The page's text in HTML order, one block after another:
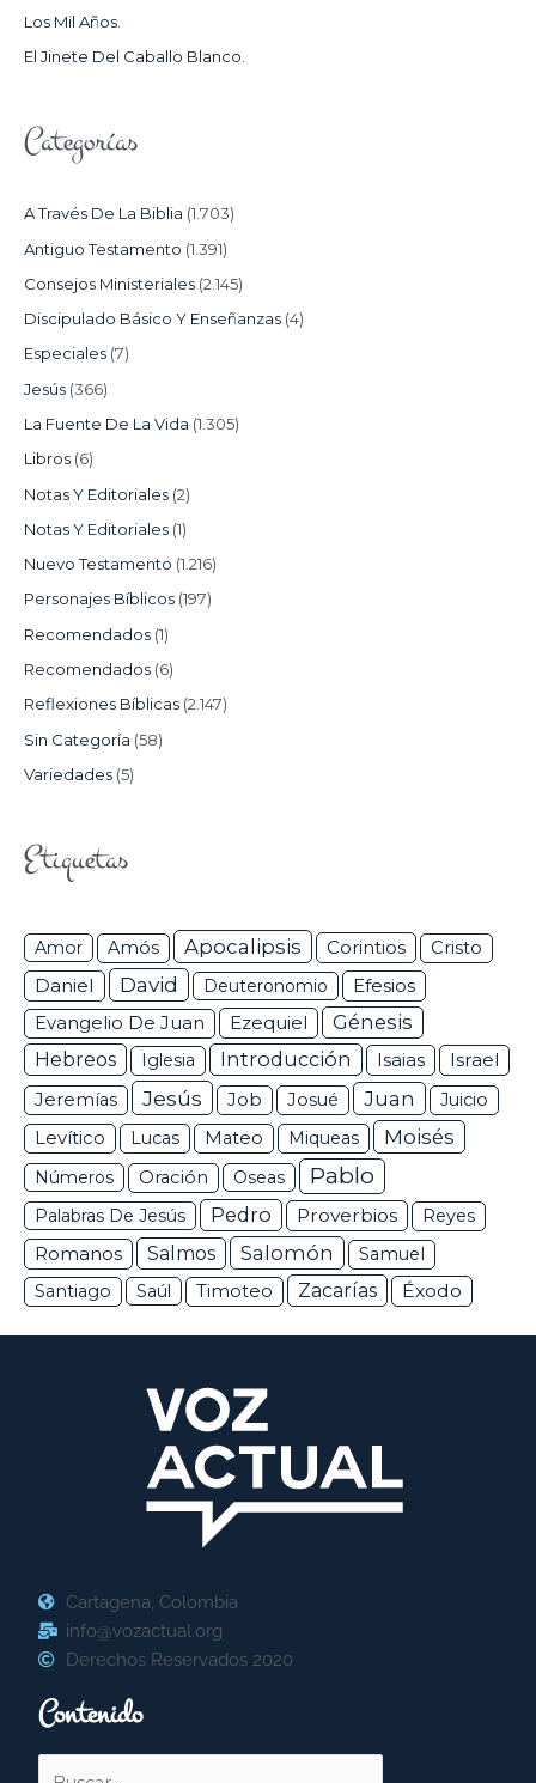
:Los Mil Años.
El Jinete Del Caballo Blanco.
Categorías
A Través De La Biblia (1.703)
Antiguo Testamento (1.391)
Consejos Ministeriales (2.145)
Discipulado Básico Y Enseñanzas (4)
Especiales (7)
Jesús (366)
La Fuente De La Vida (1.305)
Libros (6)
Notas Y Editoriales (2)
Notas Y Editoriales (1)
Nuevo Testamento (1.216)
Personajes Bíblicos (197)
Recomendados (1)
Recomendados (6)
Reflexiones Bíblicas (2.147)
Sin Categoría (58)
Variedades (5)
Etiquetas
Amor Amós Apocalipsis Corintios Cristo
Daniel David Deuteronomio Efesios
Evangelio De Juan Ezequiel
Génesis
Hebreos
Iglesia Introducción Isaias Israel
Jeremías Jesús Job Josué Juan
Juicio
Levítico
Lucas Mateo Miqueas Moisés
Números Oración Oseas Pablo
Palabras De Jesús Pedro Proverbios Reyes
Romanos Salmos Salomón
Samuel
Santiago
Saúl Timoteo Zacarías Éxodo
Cartagena, Colombia
info@vozactual.org
Derechos Reservados 2020
Contenido